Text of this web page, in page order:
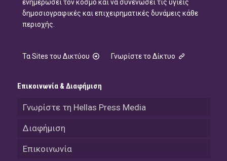
ενημερώσει τον κόσμο και να συνενώσει τις υγιείς
δημοσιογραφικές και επιχειρηματικές δυνάμεις κάθε
περιοχής.
Τα Sites του Δικτύου Γνωρίστε το Δίκτυο
Επικοινωνία & Διαφήμιση
Γνωρίστε τη Hellas Press Media
Διαφήμιση
Επικοινωνία